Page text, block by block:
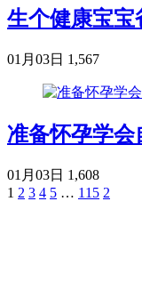
生个健康宝宝
01月03日 1,567
准备怀孕学会
01月03日 1,608
1 2 3 4 5 … 115 2